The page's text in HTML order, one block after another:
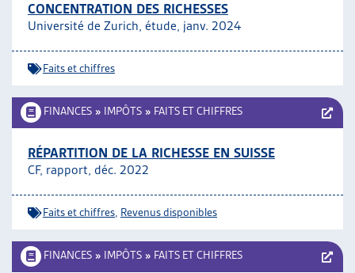
CONCENTRATION DES RICHESSES
Université de Zurich, étude, janv. 2024
Faits et chiffres
FINANCES » IMPÔTS » FAITS ET CHIFFRES
RÉPARTITION DE LA RICHESSE EN SUISSE
CF, rapport, déc. 2022
Faits et chiffres Revenus disponibles
FINANCES » IMPÔTS » FAITS ET CHIFFRES